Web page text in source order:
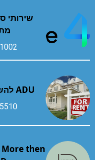
שירותי
ADU להשכרה ברסידה
then